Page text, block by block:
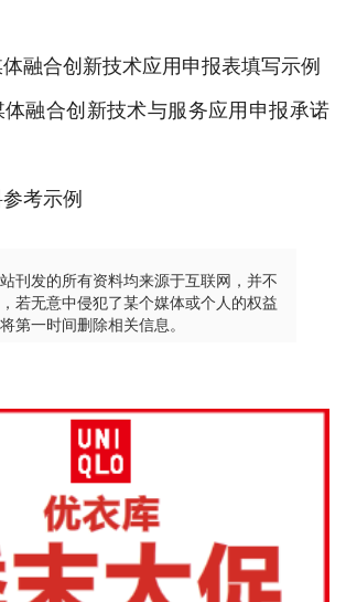
合创新技术应用申报表填写示例
融合创新技术与服务应用申报承诺
考示例
刊发的所有资料均来源于互联网，并不
若无意中侵犯了某个媒体或个人的权益
第一时间删除相关信息。